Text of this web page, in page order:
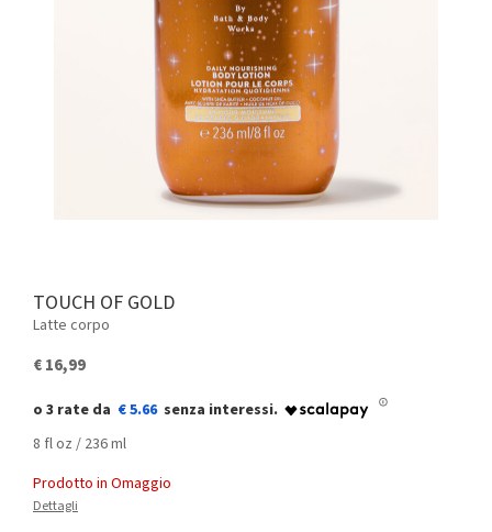
TOUCH OF GOLD
Latte corpo
€ 16,99
€ 5.66
8 fl oz / 236 ml
Prodotto in Omaggio
Dettagli